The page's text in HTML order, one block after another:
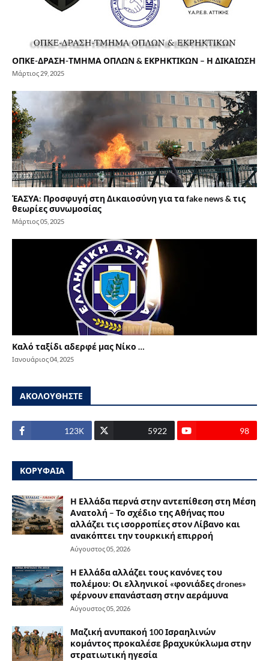
ΟΠΚΕ-ΔΡΑΣΗ-ΤΜΗΜΑ ΟΠΛΩΝ & ΕΚΡΗΚΤΙΚΩΝ – Η ΔΙΚΑΙΩΣΗ
Μάρτιος 29, 2025
ΈΑΣΥΑ: Προσφυγή στη Δικαιοσύνη για τα fake news & τις
θεωρίες συνωμοσίας
Μάρτιος 05, 2025
Καλό ταξίδι αδερφέ μας Νίκο …
Ιανουάριος 04, 2025
ΑΚΟΛΟΥΘΗΣΤΕ
123Κ 5922 98
ΚΟΡΥΦΑΙΑ
Η Ελλάδα περνά στην αντεπίθεση στη Μέση
Ανατολή – Το σχέδιο της Αθήνας που
αλλάζει τις ισορροπίες στον Λίβανο και
ανακόπτει την τουρκική επιρροή
Αύγουστος 05, 2026
Η Ελλάδα αλλάζει τους κανόνες του
πολέμου: Οι ελληνικοί «φονιάδες drones»
φέρνουν επανάσταση στην αεράμυνα
Αύγουστος 05, 2026
Μαζική ανυπακοή 100 Ισραηλινών
κομάντος προκαλέσε βραχυκύκλωμα στην
στρατιωτική ηγεσία